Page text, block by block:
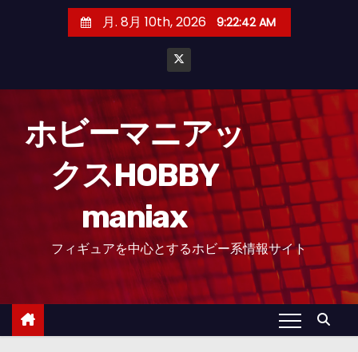
月. 8月 10th, 2026 9:22:43 AM
ホビーマニアッ
クスHOBBY
maniax
フィギュアを中心とするホビー系情報サイト